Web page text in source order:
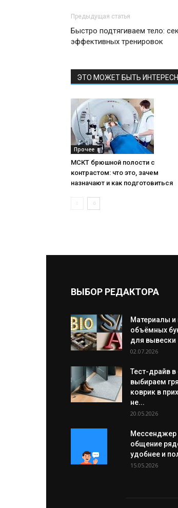
Предыдущая статья
Быстро подтягиваем тело:
эффективных тренировок
ЭТО МОЖЕТ БЫТЬ
Прочее
МСКТ брюшной полости с
контрастом: что это, зачем
назначают и как подготовиться
ВЫБОР РЕДАКТОРА
Материалы и
объёмных
для вывески
02.07.2026
Тест-драйв
выбираем
коврик в
не...
20.05.2026
Мессенджер
общение
удобнее и
15.05.2026